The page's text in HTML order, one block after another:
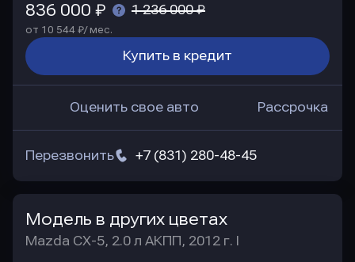
836 000 ₽ 1 236 000 ₽
от 10 544 ₽/ мес.
Купить в кредит
Оценить свое авто Рассрочка
+7 (831) 280-48-45
Перезвонить
Модель в других цветах
Mazda CX-5, 2.0 л АКПП, 2012 г. I